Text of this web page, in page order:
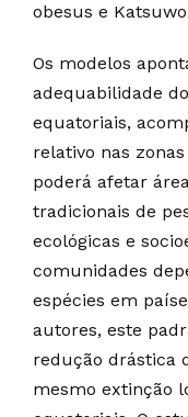
obesus e
Os modelos
adequabilidade
equatoriais,
relativo nas
poderá afetar
tradicionais de
ecológicas e
comunidades
espécies em
autores, este
redução drástica
mesmo extinção